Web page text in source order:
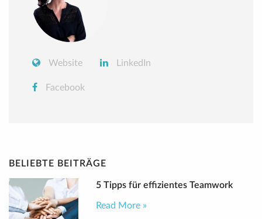
Website LinkedIn
Facebook
BELIEBTE BEITRÄGE
5 Tipps für effizientes Teamwork
Read More »